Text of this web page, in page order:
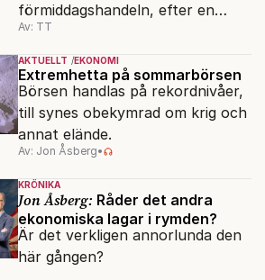
förmiddagshandeln, efter en
inledning nedåt – trots ett högre
oljepris och AI-oro.
Av: TT
AKTUELLT EKONOMI
Extremhetta på sommarbörsen
Börsen handlas på rekordnivåer,
till synes obekymrad om krig och
annat elände.
Av: Jon Åsberg•
KRÖNIKA
Jon Åsberg: Råder det andra
ekonomiska lagar i rymden?
Är det verkligen annorlunda den
här gången?